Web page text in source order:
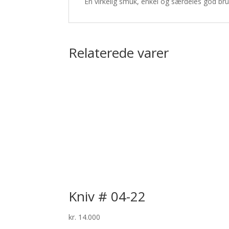
Relaterede varer
Kniv # 04-22
kr. 14.000